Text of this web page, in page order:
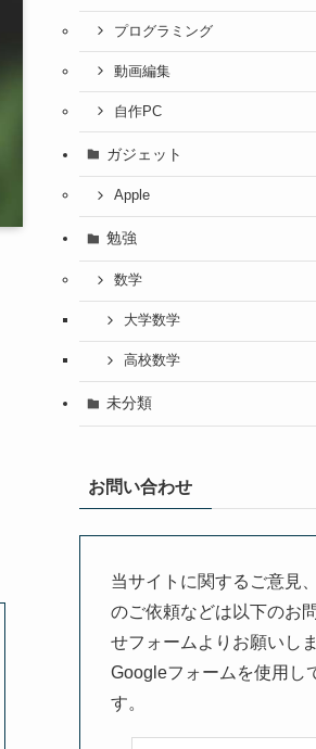
プログラミング
動画編集
自作PC
ガジェット
Apple
勉強
数学
大学数学
高校数学
未分類
お問い合わせ
当サイトに関するご意見
のご依頼などは以下のお
せフォームよりお願いしま
Googleフォームを使用し
す。